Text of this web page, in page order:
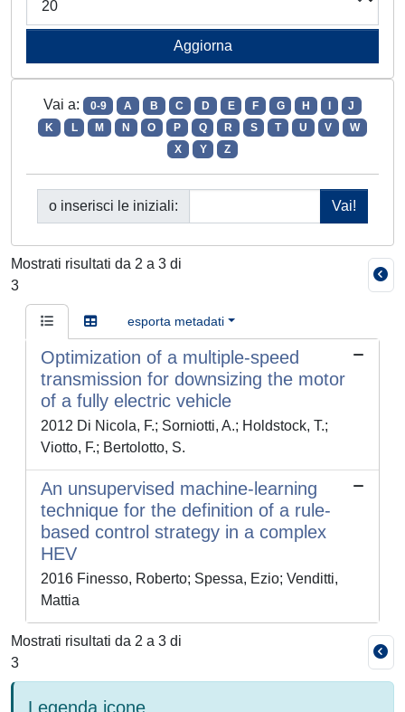
Vai a: 0-9 A B C D E F G H
J
K
L M N O P Q R S T U V
W
X
Y Z
o inserisci le iniziali:
Mostrati risultati da 2 a 3 di
3
esporta metadati
Optimization of a multiple-speed
transmission for downsizing the motor
of a fully electric vehicle
2012 Di Nicola, F.; Sorniotti, A.; Holdstock, T.;
Viotto, F.; Bertolotto, S.
An unsupervised machine-learning
technique for the definition of a rule-
based control strategy in a complex
HEV
2016 Finesso, Roberto; Spessa, Ezio; Venditti,
Mattia
Mostrati risultati da 2 a 3 di
3
Legenda icone